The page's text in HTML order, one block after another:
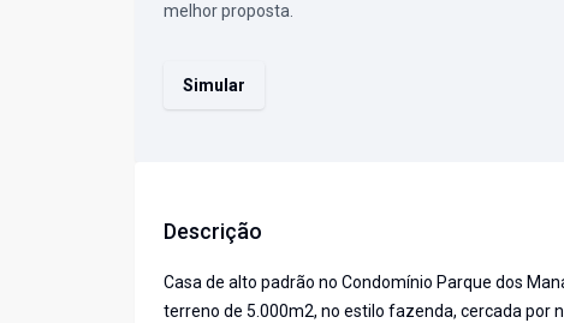
melhor proposta.
Simular
Descrição
Casa de alto padrão no Condomínio Parque dos
terreno de 5.000m2, no estilo fazenda, cercada por